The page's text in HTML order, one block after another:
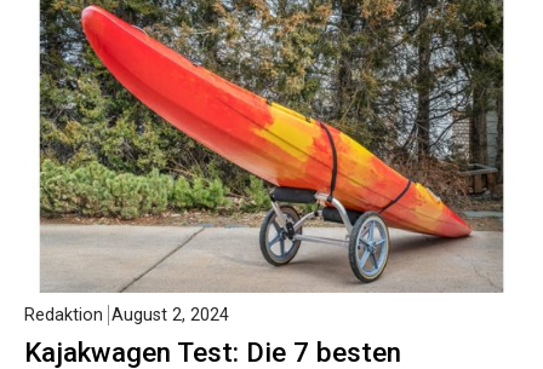
Kajakwagen Test: Die 7 besten
Redaktion August 2, 2024